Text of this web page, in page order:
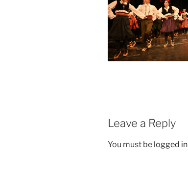
Leave a Reply
You must be logged in